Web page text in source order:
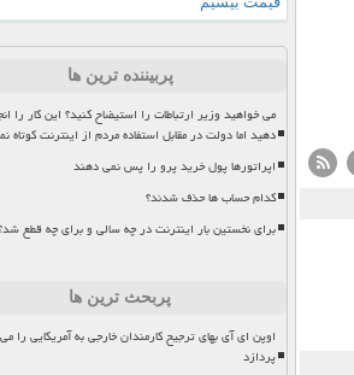
پربیننده ترین ها
می خواهید وزیر ارتباطات را استیضاح کنید؟ این کار را
دهید اما دولت در مقابل استفاده مردم از اینترنت کوتاه
اپراتورها پول خرید پرو را پس نمی دهند
کدام حساب ها حذف شدند؟
برای نخستین بار اینترنت در چه سالی و برای چه قطع
پربحث ترین ها
اوپن ای آی بهای ترجیح کارمندان خارجی به آمریکایی را می
پردازد